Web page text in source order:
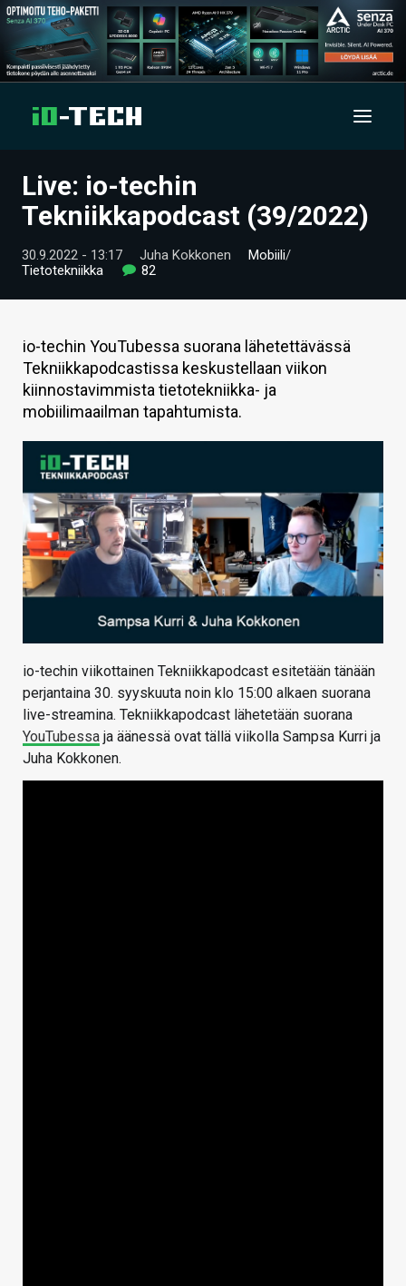
UUTISET
VIDEOT
TIETOA
HINTA.FI
VAIHDA TEEMA
HAKU
Live: io-techin
Tekniikkapodcast (39/2022)
30.9.2022 - 13:17 Juha Kokkonen Mobiili/
Tietotekniikka
82
io-techin YouTubessa suorana lähetettävässä
Tekniikkapodcastissa keskustellaan viikon
kiinnostavimmista tietotekniikka- ja
mobiilimaailman tapahtumista.
io-techin viikottainen Tekniikkapodcast esitetään tänään
perjantaina 30. syyskuuta noin klo 15:00 alkaen suorana
live-streamina. Tekniikkapodcast lähetetään suorana
YouTubessa ja äänessä ovat tällä viikolla Sampsa Kurri ja
Juha Kokkonen.